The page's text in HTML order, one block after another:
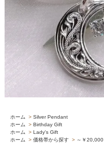
ホーム > Silver Pendant
ホーム
> Birthday Gift
ホーム
> Lady's Gift
ホーム
> 価格帯から探す > ～￥20,000